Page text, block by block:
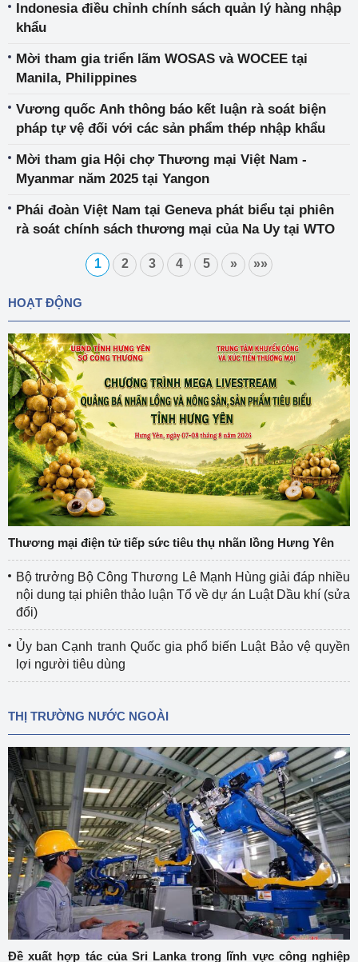
Indonesia điều chỉnh chính sách quản lý hàng nhập
khẩu
Mời tham gia triển lãm WOSAS và WOCEE tại
Manila, Philippines
Vương quốc Anh thông báo kết luận rà soát biện
pháp tự vệ đối với các sản phẩm thép nhập khẩu
Mời tham gia Hội chợ Thương mại Việt Nam -
Myanmar năm 2025 tại Yangon
Phái đoàn Việt Nam tại Geneva phát biểu tại phiên
rà soát chính sách thương mại của Na Uy tại WTO
1 2 3 4 5 » »»
HOẠT ĐỘNG
Thương mại điện tử tiếp sức tiêu thụ nhãn lồng Hưng Yên
Bộ trưởng Bộ Công Thương Lê Mạnh Hùng giải đáp nhiều
nội dung tại phiên thảo luận Tổ về dự án Luật Dầu khí (sửa
đổi)
Ủy ban Cạnh tranh Quốc gia phổ biến Luật Bảo vệ quyền
lợi người tiêu dùng
THỊ TRƯỜNG NƯỚC NGOÀI
Đề xuất hợp tác của Sri Lanka trong lĩnh vực công nghiệp